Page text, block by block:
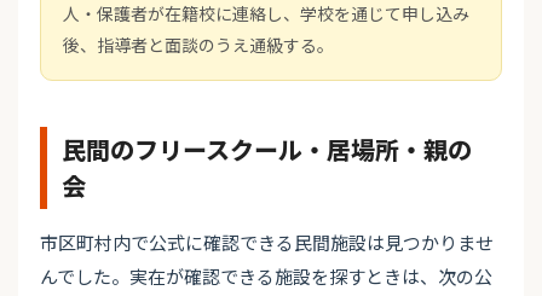
人・保護者が在籍校に連絡し、学校を通じて申し込み
後、指導者と面談のうえ通級する。
民間のフリースクール・居場所・親の
会
市区町村内で公式に確認できる民間施設は見つかりませ
んでした。実在が確認できる施設を探すときは、次の公